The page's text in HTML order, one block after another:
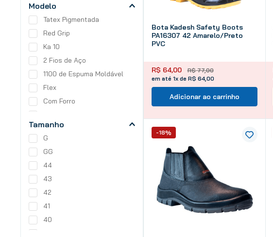
Borracha
Modelo
Tatex Pigmentada
Red Grip
Ka 10
2 Fios de Aço
1100 de Espuma Moldável
Flex
Com Forro
FX35201
Safety Boots PA16307
Tamanho
G
GG
44
43
42
41
40
Bota Kadesh Safety Boots
PA16307 42 Amarelo/Preto
PVC
R$ 77,00
R$ 64,00
em até 1x de R$ 64,00
Adicionar ao carrinho
-18%